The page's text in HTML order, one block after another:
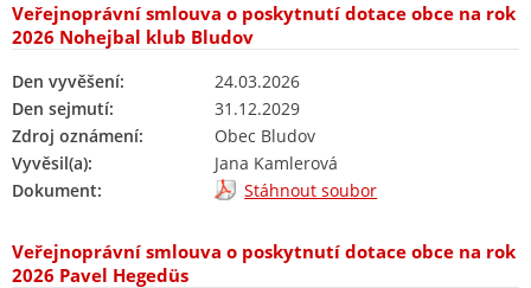
Veřejnoprávní smlouva o poskytnutí dotace obce na rok
2026 Nohejbal klub Bludov
Den vyvěšení:
24.03.2026
Den sejmutí:
31.12.2029
Zdroj oznámení:
Obec Bludov
Vyvěsil(a):
Jana Kamlerová
Dokument:
Stáhnout soubor
Veřejnoprávní smlouva o poskytnutí dotace obce na rok
2026 Pavel Hegedüs